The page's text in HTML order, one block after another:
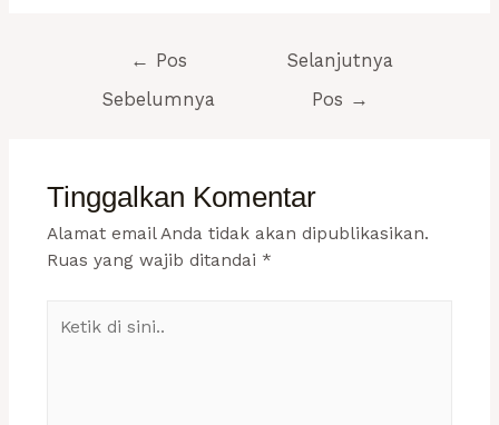
← Pos
Sebelumnya
Selanjutnya
Pos →
Tinggalkan Komentar
Alamat email Anda tidak akan dipublikasikan.
Ruas yang wajib ditandai *